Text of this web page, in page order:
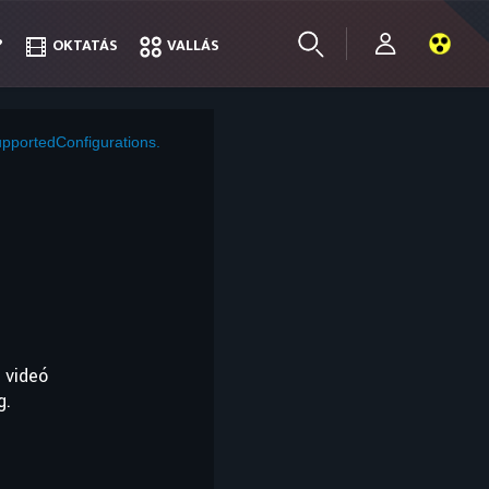
OKTATÁS VALLÁS
OKTATÁS VALLÁS